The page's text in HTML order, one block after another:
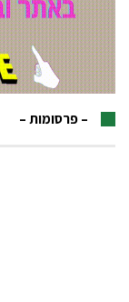
– פרסומות –